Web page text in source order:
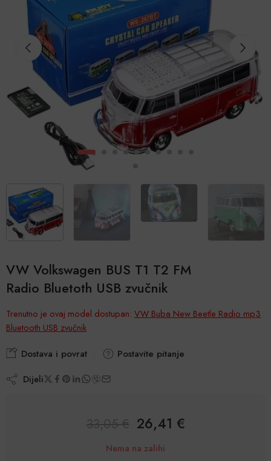
VW Volkswagen BUS T1 T2 FM
Radio Bluetoth USB zvučnik
Trenutno je ovaj model dostupan: VW Buba New Beetle Radio mp3
Bluetooth USB zvučnik
Dostava i povrat Postavite pitanje
Dijeli
26,41 €
Nema na zalihi